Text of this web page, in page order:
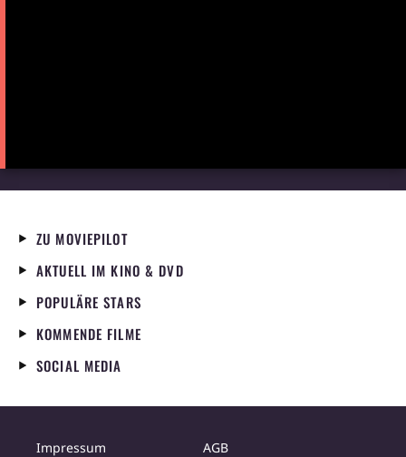
ZU MOVIEPILOT
AKTUELL IM KINO & DVD
POPULÄRE STARS
KOMMENDE FILME
SOCIAL MEDIA
Impressum AGB